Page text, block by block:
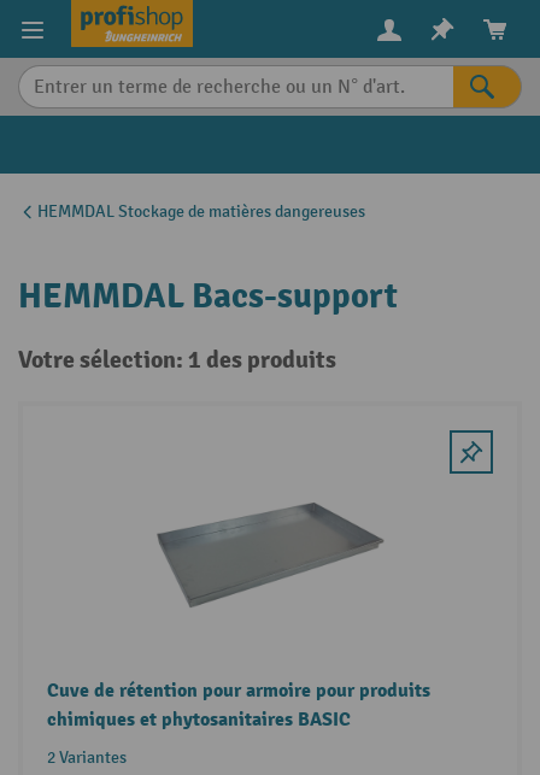
content
HEMMDAL Stockage de matières dangereuses
HEMMDAL Bacs-support
Votre sélection: 1 des produits
Cuve de rétention pour armoire pour produits
chimiques et phytosanitaires BASIC
2 Variantes